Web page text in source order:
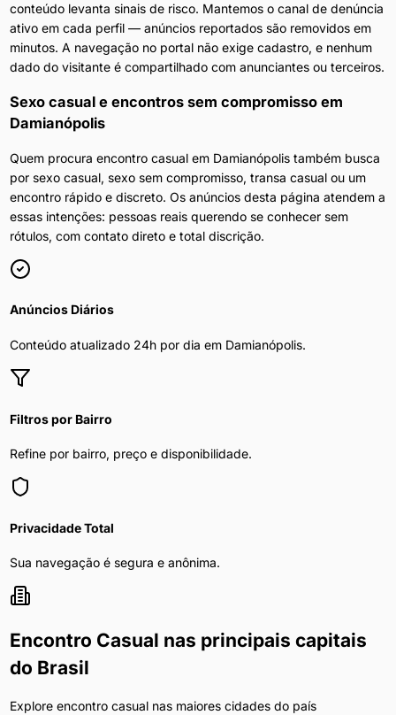
conteúdo levanta sinais de risco. Mantemos o canal de denúncia
ativo em cada perfil — anúncios reportados são removidos em
minutos. A navegação no portal não exige cadastro, e nenhum
dado do visitante é compartilhado com anunciantes ou terceiros.
Sexo casual e encontros sem compromissoem
Damianópolis
Quem procura encontro casual em Damianópolis também busca
por sexo casual, sexo sem compromisso, transa casual ou um
encontro rápido e discreto. Os anúncios desta página atendem a
essas intenções: pessoas reais querendo se conhecer sem
rótulos, com contato direto e total discrição.
Anúncios Diários
Conteúdo atualizado 24h por dia em Damianópolis.
Filtros por Bairro
Refine por bairro, preço e disponibilidade.
Privacidade Total
Sua navegação é segura e anônima.
Encontro Casual nas principais capitais
do Brasil
Explore encontro casualnas maiores cidades do país